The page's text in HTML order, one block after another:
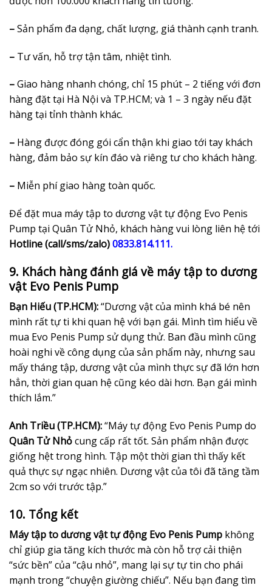
–Sản phẩm đa dạng, chất lượng, giá thành cạnh tranh.
– Tư vấn, hỗ trợ tận tâm, nhiệt tình.
–Giao hàng nhanh chóng, chỉ 15 phút – 2 tiếng với đơn
hàng đặt tại Hà Nội và TP.HCM; và 1 – 3 ngày nếu đặt
hàng tại tỉnh thành khác.
– Hàng được đóng gói cẩn thận khi giao tới tay khách
hàng, đảm bảo sự kín đáo và riêng tư cho khách hàng.
– Miễn phí giao hàng toàn quốc.
Để đặt mua máy tập to dương vật tự động Evo Penis
Pump tại Quân Tử Nhỏ, khách hàng vui lòng liên hệ tới
Hotline (call/sms/zalo)0833.814.111.
9. Khách hàng đánh giá về máy tập to dương
vật Evo Penis Pump
Bạn Hiếu (TP.HCM):“Dương vật của mình khá bé nên
mình rất tự ti khi quan hệ với bạn gái. Mình tìm hiểu về
mua Evo Penis Pump sử dụng thử. Ban đầu mình cũng
hoài nghi về công dụng của sản phẩm này, nhưng sau
mấy tháng tập, dương vật của mình thực sự đã lớn hơn
hẳn, thời gian quan hệ cũng kéo dài hơn. Bạn gái mình
thích lắm.”
Anh Triều (TP.HCM):“Máy tự động Evo Penis Pump do
Quân Tử Nhỏcung cấp rất tốt. Sản phẩm nhận được
giống hệt trong hình. Tập một thời gian thì thấy kết
quả thực sự ngạc nhiên. Dương vật của tôi đã tăng tầm
2cm so với trước tập.”
10. Tổng kết
Máy tập to dương vật tự động Evo Penis Pump không
chỉ giúp gia tăng kích thước mà còn hỗ trợ cải thiện
“sức bền” của “cậu nhỏ”, mang lại sự tự tin cho phái
mạnh trong “chuyện giường chiếu”. Nếu bạn đang tìm